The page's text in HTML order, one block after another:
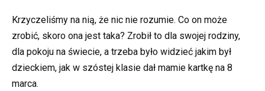
Krzyczeliśmy na nią, że nic nie rozumie. Co on może
zrobić, skoro ona jest taka? Zrobił to dla swojej rodziny,
dla pokoju na świecie, a trzeba było widzieć jakim był
dzieckiem, jak w szóstej klasie dał mamie kartkę na 8
marca.